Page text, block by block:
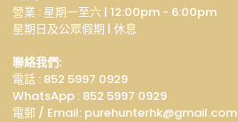
營業 : 星期一至六 | 12:00pm - 6:00pm
星期日及公眾假期 | 休息
聯絡我們:
電話 : 852 5997 0929
WhatsApp : 852 5997 0929
電郵 / Email: purehunterhk@gmail.com